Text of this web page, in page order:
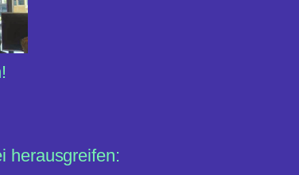
herausgreifen: